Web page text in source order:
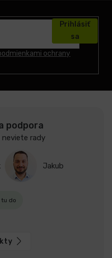
ochrany
Prihlásiť
sa
podpora
neviete rady
Jakub
tu do